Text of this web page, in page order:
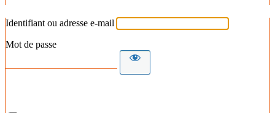
Identifiant ou adresse e-mail
Mot de passe